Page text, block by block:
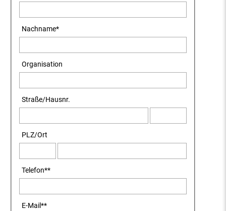
Nachname*
Organisation
Straße/Hausnr.
PLZ/Ort
Telefon**
E-Mail**